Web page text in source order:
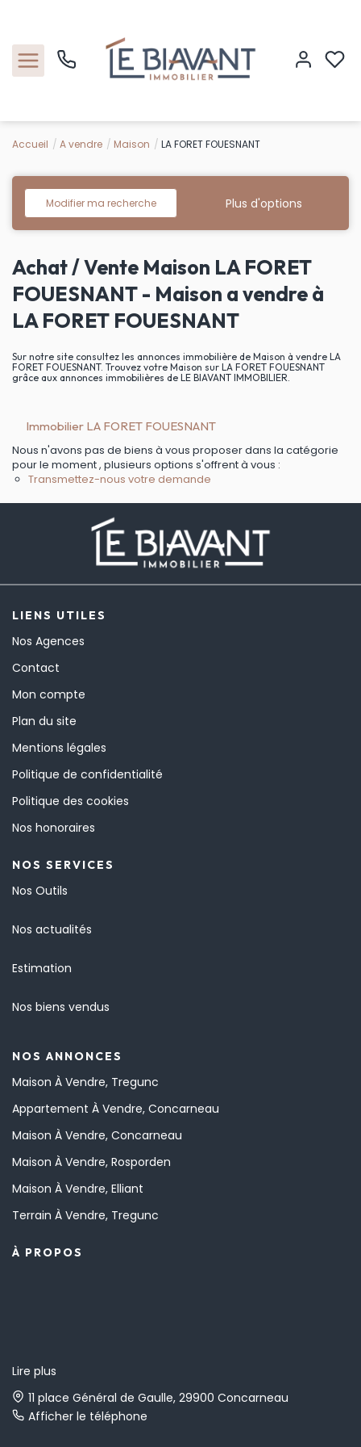
Nos biens
Nos agences
Contact
Accueil A vendre Maison LA FORET FOUESNANT
Modifier ma recherche Plus d'options
Achat / Vente Maison LA FORET
FOUESNANT - Maison a vendre à
LA FORET FOUESNANT
Sur notre site consultez les annonces immobilière de Maison à vendre LA
FORET FOUESNANT. Trouvez votre Maison sur LA FORET FOUESNANT
grâce aux annonces immobilières de LE BIAVANT IMMOBILIER.
Immobilier LA FORET FOUESNANT
Nous n'avons pas de biens à vous proposer dans la catégorie
pour le moment , plusieurs options s'offrent à vous :
Transmettez-nous votre demande
LIENS UTILES
Nos Agences
Contact
Mon compte
Plan du site
Mentions légales
Politique de confidentialité
Politique des cookies
Nos honoraires
NOS SERVICES
Nos Outils
Nos actualités
Estimation
Nos biens vendus
NOS ANNONCES
Maison À Vendre, Tregunc
Appartement À Vendre, Concarneau
Maison À Vendre, Concarneau
Maison À Vendre, Rosporden
Maison À Vendre, Elliant
Terrain À Vendre, Tregunc
À PROPOS
Lire plus
11 place Général de Gaulle, 29900 Concarneau
Afficher le téléphone